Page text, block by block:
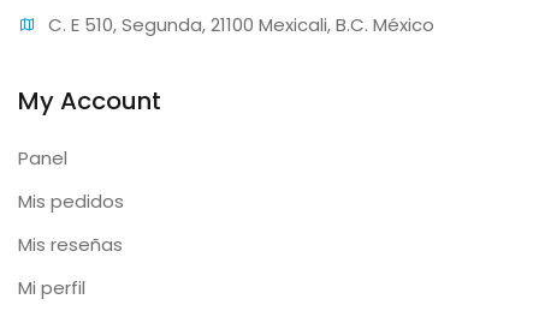
C. E 510, Segunda, 21100 Mexicali, B.C. México
My Account
Panel
Mis pedidos
Mis reseñas
Mi perfil